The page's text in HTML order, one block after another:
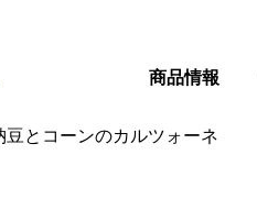
商品情報
豆とコーンのカルツォーネ